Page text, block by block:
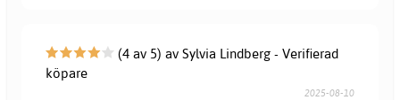
(4 av 5) av Sylvia Lindberg - Verifierad
köpare
2025-08-10